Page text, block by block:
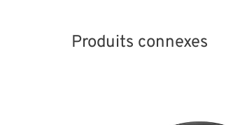
Produits connexes